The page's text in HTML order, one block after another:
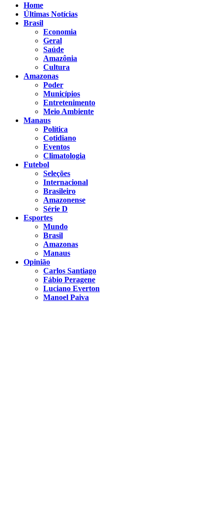
Home
Últimas Notícias
Brasil
Economia
Geral
Saúde
Amazônia
Cultura
Amazonas
Poder
Municípios
Entretenimento
Meio Ambiente
Manaus
Política
Cotidiano
Eventos
Climatologia
Futebol
Seleções
Internacional
Brasileiro
Amazonense
Série D
Esportes
Mundo
Brasil
Amazonas
Manaus
Opinião
Carlos Santiago
Fábio Peragene
Luciano Everton
Manoel Paiva